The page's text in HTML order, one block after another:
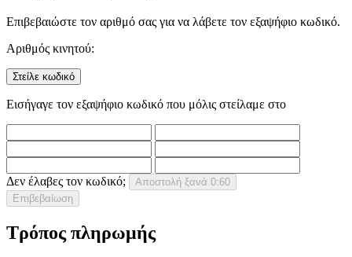
Επιβεβαιώστε τον αριθμό σας για να λάβετε τον εξαψήφιο κωδικό.
Αριθμός κινητού:
Στείλε κωδικό
Εισήγαγε τον εξαψήφιο κωδικό που μόλις στείλαμε στο
Δεν έλαβες τον κωδικό; Αποστολή ξανά 0:60
Επιβεβαίωση
Τρόπος πληρωμής